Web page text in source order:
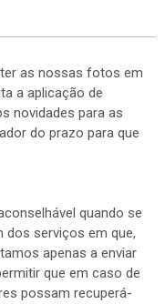
as nossas fotos em
a aplicação de
novidades para as
do prazo para que
quando se
serviços em que,
apenas a enviar
que em caso de
possam recuperá-